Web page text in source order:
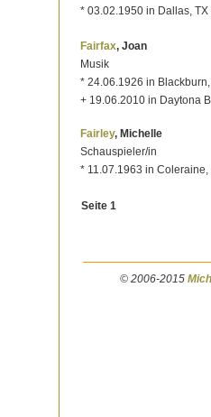
* 03.02.1950 in Dallas, TX
Fairfax, Joan
Musik
* 24.06.1926 in
+ 19.06.2010 in Daytona
Fairley, Michelle
Schauspieler/in
* 11.07.1963 in
Seite 1
© 2006-2015